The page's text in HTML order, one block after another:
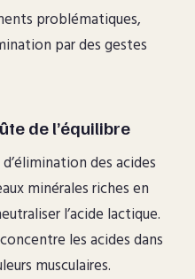
problématiques,
par des gestes
de l’équilibre
des acides
minérales riches en
l’acide lactique.
les acides dans
musculaires.